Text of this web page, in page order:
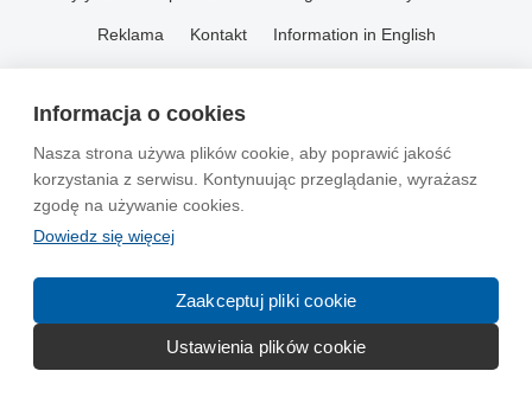
Informacja o cookies
Nasza strona używa plików cookie, aby poprawić jakość
korzystania z serwisu. Kontynuując przeglądanie, wyrażasz
zgodę na używanie cookies.
Dowiedz się więcej
Zaakceptuj pliki cookie
Ustawienia plików cookie
Reklama Kontakt Information in English